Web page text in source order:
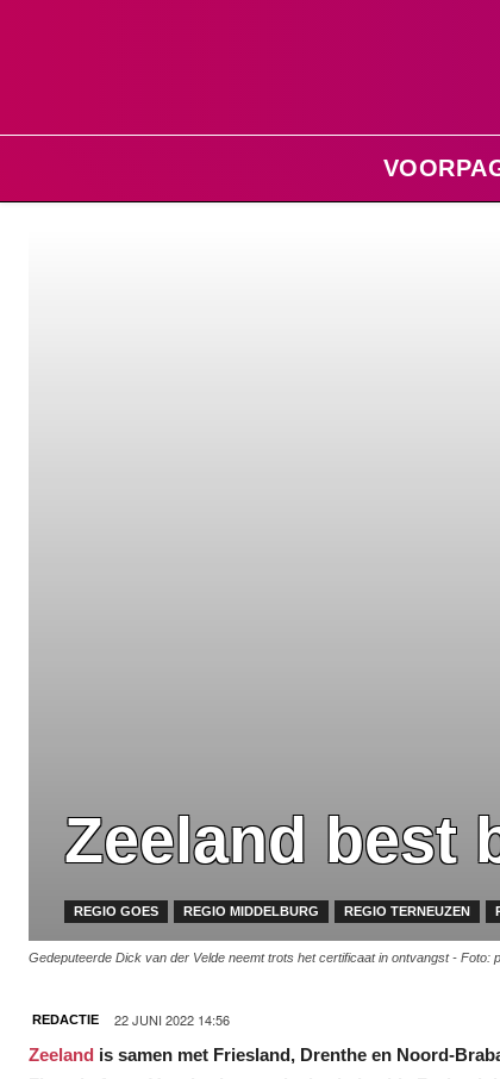
Zeeland best
REGIO GOES REGIO MIDDELBURG REGIO TERNEUZEN
Gedeputeerde Dick van der Velde neemt trots het certificaat in ontvangst - Foto:
REDACTIE 22 JUNI 2022 14:56
Zeeland is samen met Friesland, Drenthe en Noord-